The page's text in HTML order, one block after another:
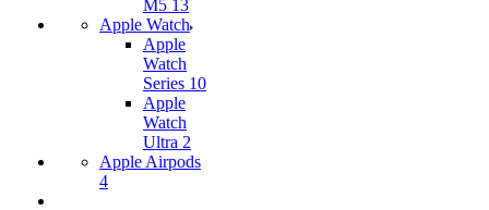
M5 13
Apple Watch
Apple
Watch
Series 10
Apple
Watch
Ultra 2
Apple Airpods
4